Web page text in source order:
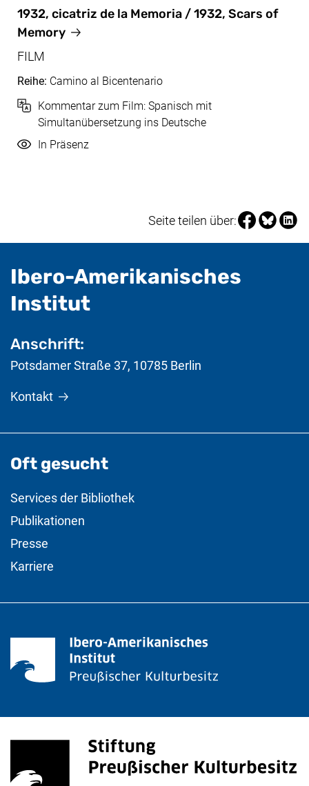
Feb, 09.02.2011
1932, cicatriz de la Memoria / 1932, Scars of
Memory
FILM
Reihe: Camino al Bicentenario
Sprache
Kommentar zum Film: Spanisch mit
Simultanübersetzung ins Deutsche
Durchführung
In Präsenz
Seite teilen über:Seite über
Seite
Ibero-Amerikanisches
Institut- nützliche
Anschrift:
Potsdamer Straße 37, 10785 Berlin
Kontakt
Oft gesucht
Services der Bibliothek
Publikationen
Presse
Karriere
Stiftung Preußischer Kulturbesitz
(externer Link, öffnet neues Fenster)